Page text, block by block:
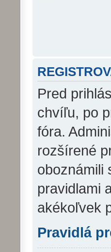
Pred
chvíľu, po
fóra.
rozšírené
oboznámili
pravidlami
akékoľvek
Pravidlá